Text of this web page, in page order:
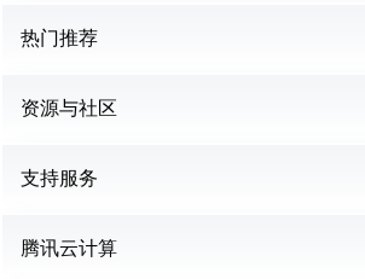
热门推荐
资源与社区
支持服务
腾讯云计算